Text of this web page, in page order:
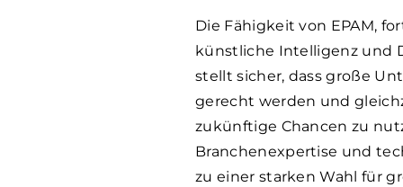
Die Fähigkeit von EPAM,
künstliche Intelligenz und
stellt sicher, dass große
gerecht werden und
zukünftige Chancen zu
Branchenexpertise und
zu einer starken Wahl für